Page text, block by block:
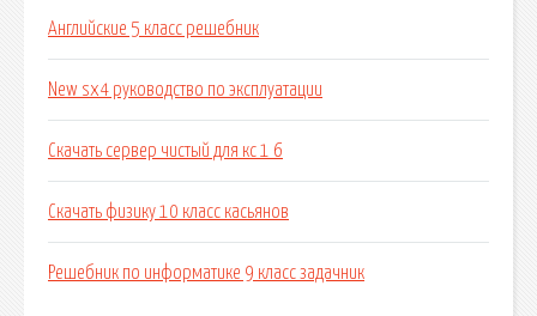
Английские 5 класс решебник
New sx4 руководство по эксплуатации
Скачать сервер чистый для кс 1 6
Скачать физику 10 класс касьянов
Решебник по информатике 9 класс задачник